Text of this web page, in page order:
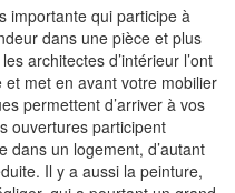
importante qui participe à
dans une pièce et plus
architectes d’intérieur l’ont
et met en avant votre mobilier
permettent d’arriver à vos
ouvertures participent
dans un logement, d’autant
Il y a aussi la peinture,